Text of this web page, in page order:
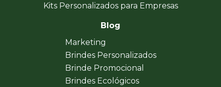
Kits Personalizados para Empresas
Blog
Marketing
Brindes Personalizados
Brinde Promocional
Brindes Ecológicos